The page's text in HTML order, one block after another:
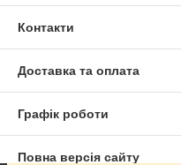
Контакти
Доставка та оплата
Графік роботи
Повна версія сайту